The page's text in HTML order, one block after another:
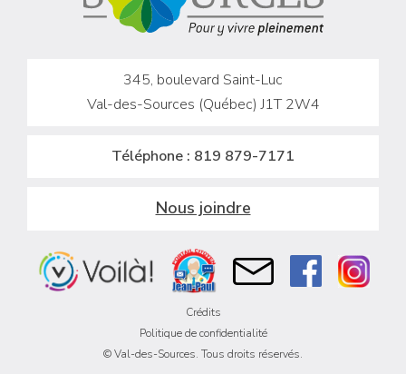
345, boulevard Saint-Luc
Val-des-Sources (Québec) J1T 2W4
Téléphone : 819 879-7171
Nous joindre
Crédits
Politique de confidentialité
© Val-des-Sources. Tous droits réservés.